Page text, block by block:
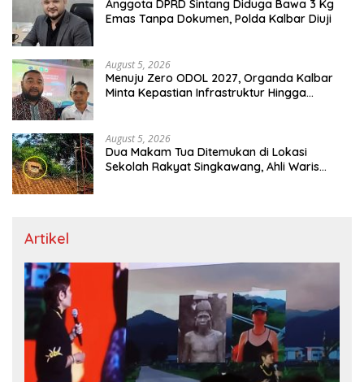
Anggota DPRD Sintang Diduga Bawa 3 Kg
Emas Tanpa Dokumen, Polda Kalbar Diuji
August 5, 2026
Menuju Zero ODOL 2027, Organda Kalbar
Minta Kepastian Infrastruktur Hingga
August 5, 2026
Dua Makam Tua Ditemukan di Lokasi
Sekolah Rakyat Singkawang, Ahli Waris
Artikel